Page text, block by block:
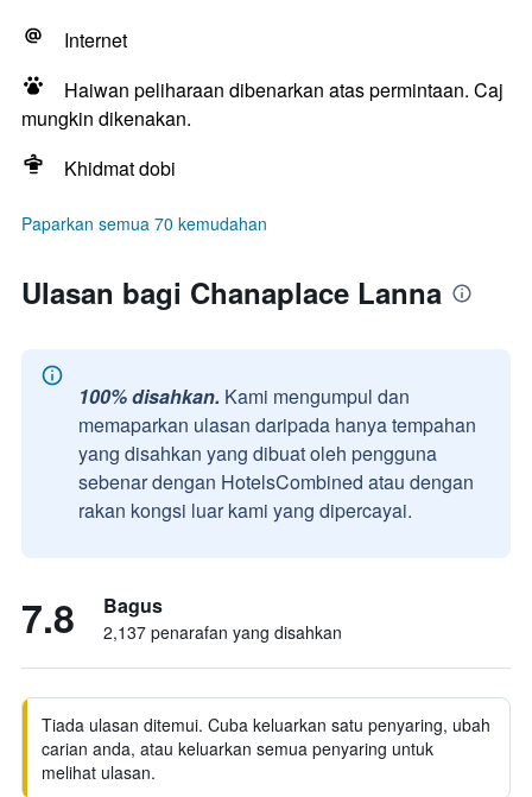
Internet
Haiwan peliharaan dibenarkan atas permintaan. Caj
mungkin dikenakan.
Khidmat dobi
Paparkan semua 70 kemudahan
Ulasan bagi Chanaplace Lanna
100% disahkan. Kami mengumpul dan
memaparkan ulasan daripada hanya tempahan
yang disahkan yang dibuat oleh pengguna
sebenar dengan HotelsCombined atau dengan
rakan kongsi luar kami yang dipercayai.
7.8 Bagus
2,137 penarafan yang disahkan
Tiada ulasan ditemui. Cuba keluarkan satu penyaring, ubah
carian anda, atau keluarkan semua penyaring untuk
melihat ulasan.